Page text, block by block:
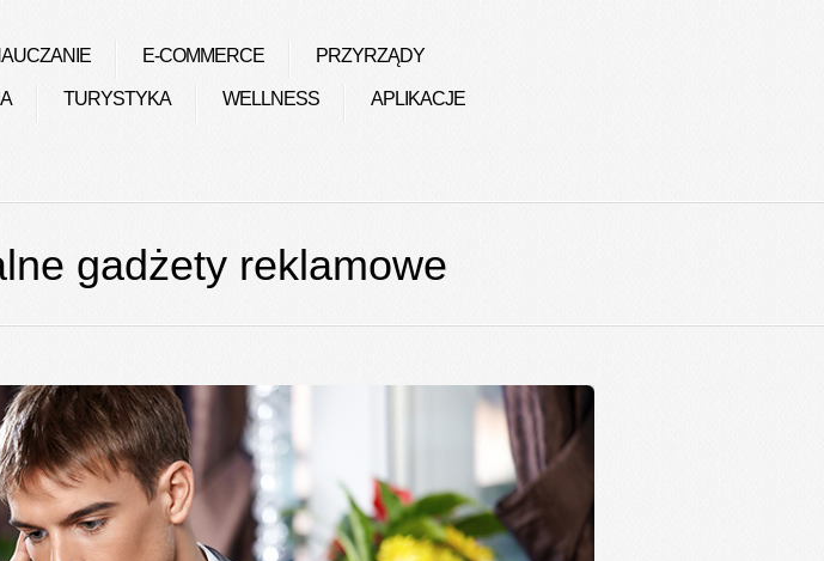
E-COMMERCE PRZYRZĄDY
TURYSTYKA WELLNESS APLIKACJE
gadżety reklamowe